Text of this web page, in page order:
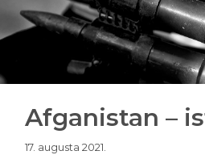
Afganistan –
17. augusta 2021.